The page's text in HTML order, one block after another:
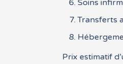
Soins
Transferts
Prix estimatif